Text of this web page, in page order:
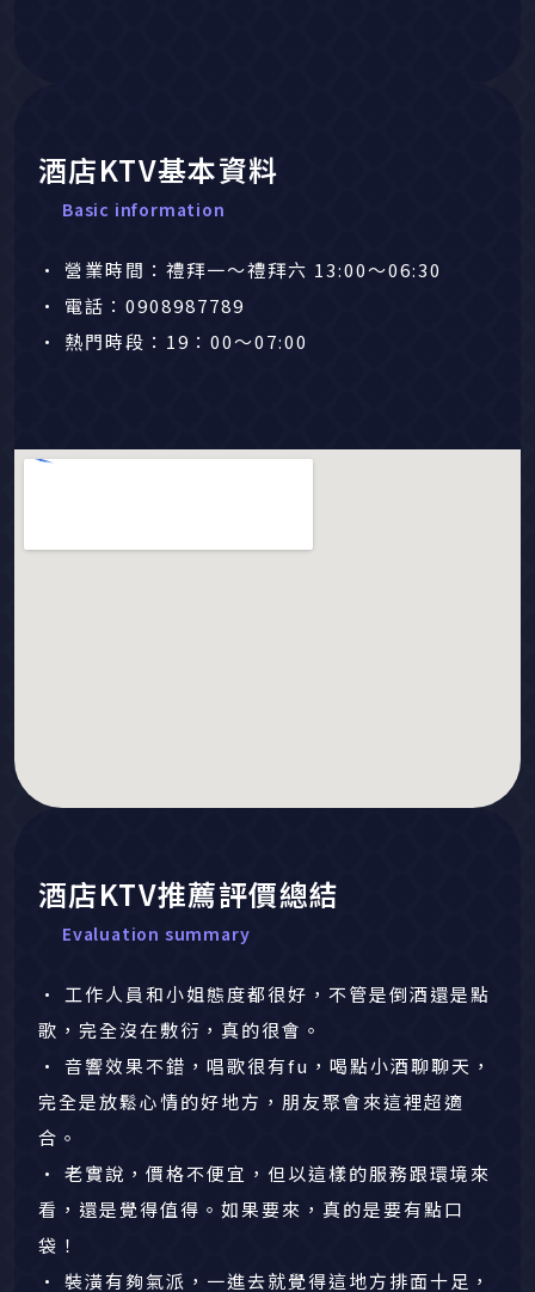
酒店KTV基本資料
Basic information
• 營業時間：禮拜一～禮拜六 13:00～06:30
• 電話：0908987789
• 熱門時段：19：00～07:00
酒店KTV推薦評價總結
Evaluation summary
• 工作人員和小姐態度都很好，不管是倒酒還是點
歌，完全沒在敷衍，真的很會。
• 音響效果不錯，唱歌很有fu，喝點小酒聊聊天，
完全是放鬆心情的好地方，朋友聚會來這裡超適
合。
• 老實說，價格不便宜，但以這樣的服務跟環境來
看，還是覺得值得。如果要來，真的是要有點口
袋！
• 裝潢有夠氣派，一進去就覺得這地方排面十足，